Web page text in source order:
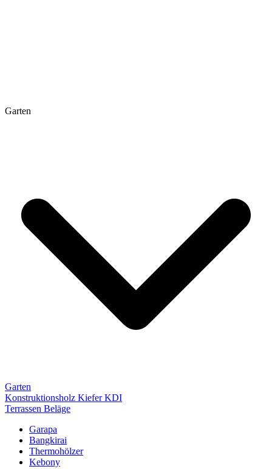
Garten
Garten
Konstruktionsholz Kiefer KDI
Terrassen Beläge
Garapa
Bangkirai
Thermohölzer
Kebony